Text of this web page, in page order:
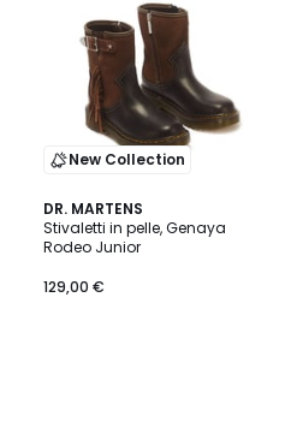
New Collection
DR. MARTENS
Stivaletti in pelle, Genaya
Rodeo Junior
129,00 €